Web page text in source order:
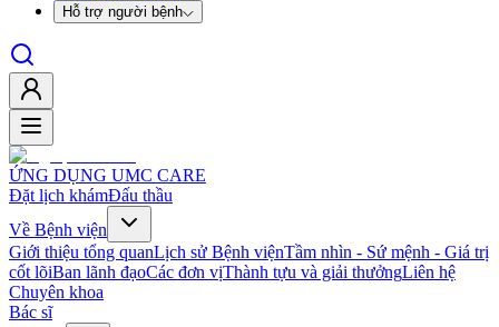
Hỗ trợ người bệnh
ỨNG DỤNG UMC CARE
Đặt lịch khámĐấu thầu
Về Bệnh viện
Giới thiệu tổng quanLịch sử Bệnh việnTầm nhìn - Sứ mệnh - Giá trị
cốt lõiBan lãnh đạoCác đơn vịThành tựu và giải thưởngLiên hệ
Chuyên khoa
Bác sĩ